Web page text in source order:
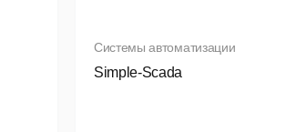
Simple-Scada
Системы автоматизации